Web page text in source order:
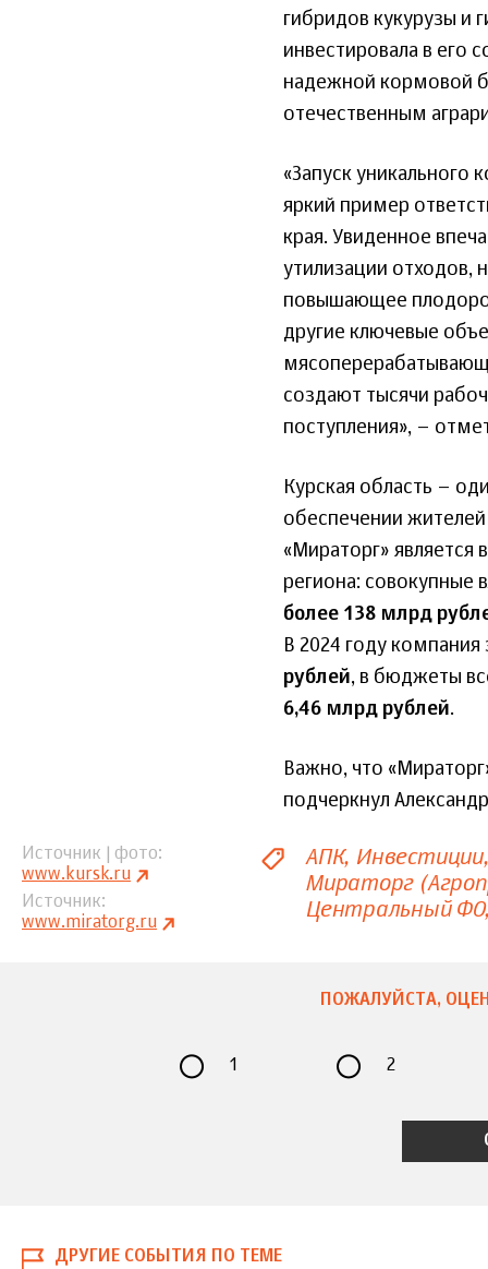
гибридов кукурузы и
инвестировала в его
надежной кормовой
отечественным
«Запуск уникального
яркий пример
края. Увиденное
утилизации отходов,
повышающее
другие ключевые
создают тысячи
поступления», –
Курская область –
обеспечении
«Мираторг»
региона: совокупные
более 138 млрд
В 2024 году
рублей, в бюджеты
6,46 млрд рублей.
Важно, что
подчеркнул
Источник | фото
www.kursk.ru
Источник
www.miratorg.ru
АПК Инвестиции
Мираторг
Центральный ФО
ПОЖАЛУЙСТА,
1 2
ДРУГИЕ СОБЫТИЯ ПО ТЕМЕ